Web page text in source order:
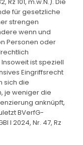
für gesetzliche
strengen
wenn und
Personen oder
ist speziell
Eingriffsrecht
sich die
je weniger die
anknüpft,
BVerfG-
I 2024, Nr. 47, Rz